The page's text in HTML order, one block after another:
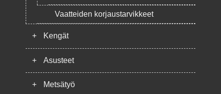
Vaatteiden korjaustarvikkeet
+ Kengät
+ Asusteet
+ Metsätyö